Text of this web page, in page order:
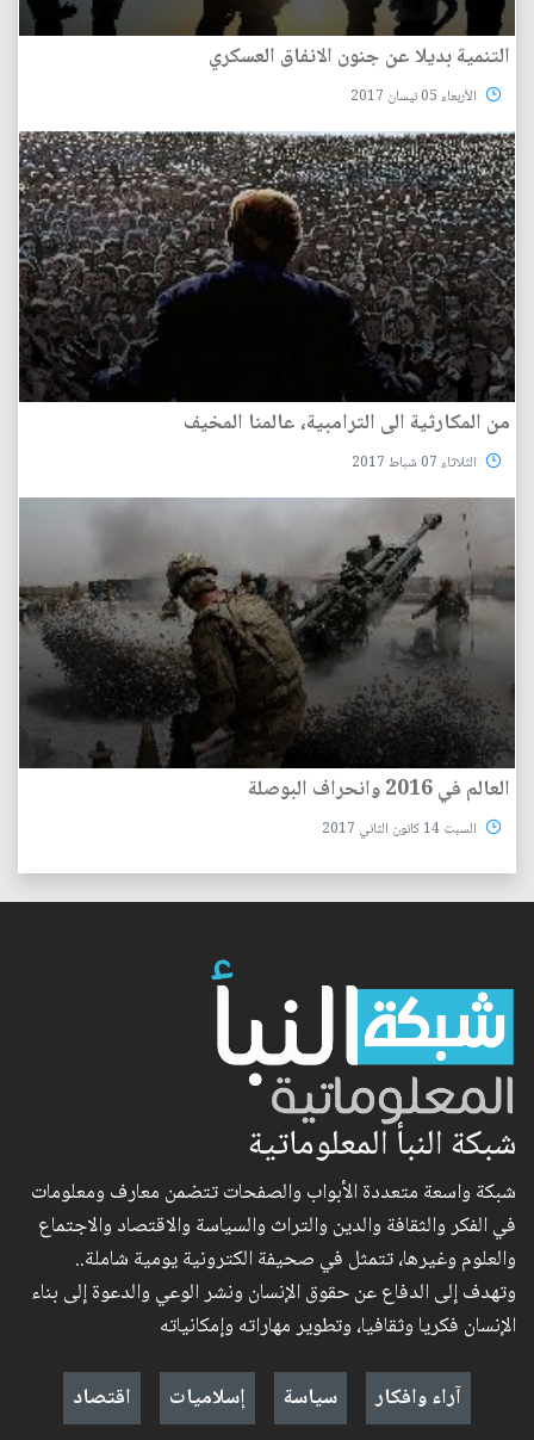
التنمية بديلا عن جنون الانفاق العسكري
الأربعاء 05 نيسان 2017
من المكارثية الى الترامبية، عالمنا المخيف
الثلاثاء 07 شباط 2017
العالم في 2016 وانحراف البوصلة
السبت 14 كانون الثاني 2017
شبكة النبأ المعلوماتية
شبكة واسعة متعددة الأبواب والصفحات تتضمن معارف ومعلومات
في الفكر والثقافة والدين والتراث والسياسة والاقتصاد والاجتماع
والعلوم وغيرها، تتمثل في صحيفة الكترونية يومية شاملة..
وتهدف إلى الدفاع عن حقوق الإنسان ونشر الوعي والدعوة إلى بناء
الإنسان فكريا وثقافيا، وتطوير مهاراته وإمكانياته
آراء وافكار
سياسة إسلاميات اقتصاد